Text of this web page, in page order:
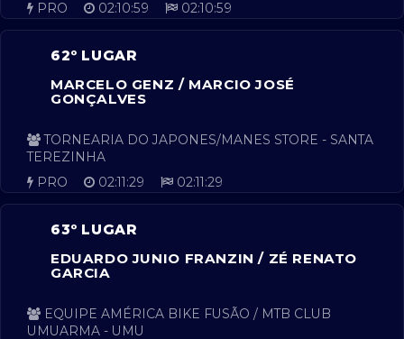
PRO
02:10:59 02:10:59
62º LUGAR
MARCELO GENZ / MARCIO JOSÉ
GONÇALVES
TORNEARIA DO JAPONES/MANES STORE - SANTA
TEREZINHA
PRO
02:11:29 02:11:29
63º LUGAR
EDUARDO JUNIO FRANZIN / ZÉ RENATO
GARCIA
EQUIPE AMÉRICA BIKE FUSÃO / MTB CLUB
UMUARMA - UMU